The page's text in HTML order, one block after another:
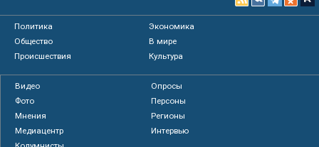
Политика
Экономика
Общество
В мире
Происшествия
Культура
Видео
Опросы
Фото
Персоны
Мнения
Регионы
Медиацентр
Интервью